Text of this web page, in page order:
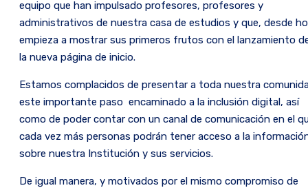
equipo que han impulsado profesores, profesores y
administrativos de nuestra casa de estudios y que, desde
empieza a mostrar sus primeros frutos con el lanzamiento
la nueva página de inicio.
Estamos complacidos de presentar a toda nuestra
este importante paso encaminado a la inclusión digital, así
como de poder contar con un canal de comunicación en el
cada vez más personas podrán tener acceso a la
sobre nuestra Institución y sus servicios.
De igual manera, y motivados por el mismo compromiso de